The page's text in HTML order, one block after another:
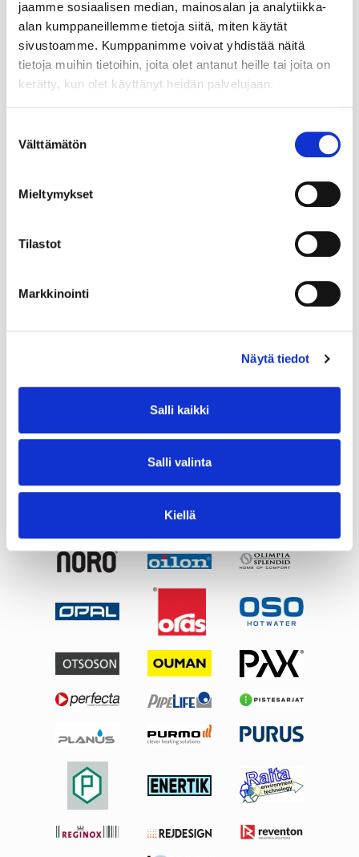
jaamme sosiaalisen median, mainosalan ja analytiikka-
alan kumppaneillemme tietoja siitä, miten käytät
sivustoamme. Kumppanimme voivat yhdistää näitä
tietoja muihin tietoihin, joita olet antanut heille tai joita on
kerätty, kun olet käyttänyt heidän palvelujaan.
valinta
Välttämätön
Mieltymykset
Tilastot
Markkinointi
Näytä tiedot
Salli kaikki
Salli valinta
Kiellä